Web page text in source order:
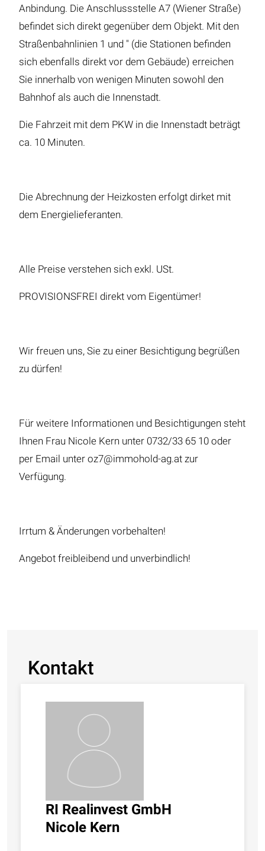
Anbindung. Die Anschlussstelle A7 (Wiener Straße)
befindet sich direkt gegenüber dem Objekt. Mit den
Straßenbahnlinien 1 und " (die Stationen befinden
sich ebenfalls direkt vor dem Gebäude) erreichen
Sie innerhalb von wenigen Minuten sowohl den
Bahnhof als auch die Innenstadt.
Die Fahrzeit mit dem PKW in die Innenstadt beträgt
ca. 10 Minuten.
Die Abrechnung der Heizkosten erfolgt dirket mit
dem Energielieferanten.
Alle Preise verstehen sich exkl. USt.
PROVISIONSFREI direkt vom Eigentümer!
Wir freuen uns, Sie zu einer Besichtigung begrüßen
zu dürfen!
Für weitere Informationen und Besichtigungen steht
Ihnen Frau Nicole Kern unter 0732/33 65 10 oder
per Email unter oz7@immohold-ag.at zur
Verfügung.
Irrtum & Änderungen vorbehalten!
Angebot freibleibend und unverbindlich!
Kontakt
RI Realinvest GmbH
Nicole Kern